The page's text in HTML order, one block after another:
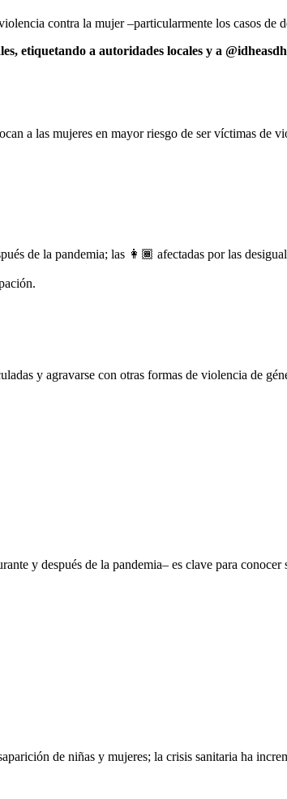
contra la mujer –particularmente los casos de
etiquetando a autoridades locales y a @idheasdh
a las mujeres en mayor riesgo de ser víctimas de
de la pandemia; las 👩🏾 afectadas por las
y agravarse con otras formas de violencia de
y después de la pandemia– es clave para
de niñas y mujeres; la crisis sanitaria ha